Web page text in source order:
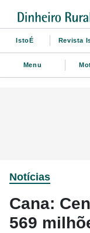
IstoÉ Revista
Menu
Notícias
Cana:
569